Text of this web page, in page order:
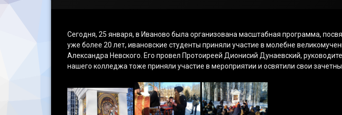
Сегодня, 25 января, в Иваново была организована масштабная программа,
уже более 20 лет, ивановские студенты приняли участие в молебне
Александра Невского. Его провел Протоиреей Дионисий Дунаевский,
нашего колледжа тоже приняли участие в мероприятии и освятили свои